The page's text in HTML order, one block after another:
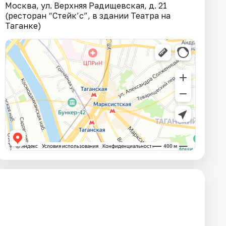
Москва, ул. Верхняя Радищевская, д. 21
(ресторан “Стейк’c”, в здании Театра на
Таганке)